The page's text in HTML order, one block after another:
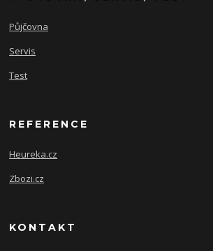
Půjčovna
Servis
Test
REFERENCE
Heureka.cz
Zbozi.cz
KONTAKT